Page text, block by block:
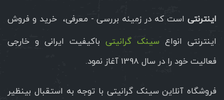
اینترنتی است که در زمینه بررسی - معرفی، خرید و فروش
اینترنتی انواع سینک گرانیتی باکیفیت ایرانی و خارجی
فعالیت خود را در سال 1398 آغاز نمود.
فروشگاه آنلاین سینک گرانیتی با توجه به استقبال بینظیر